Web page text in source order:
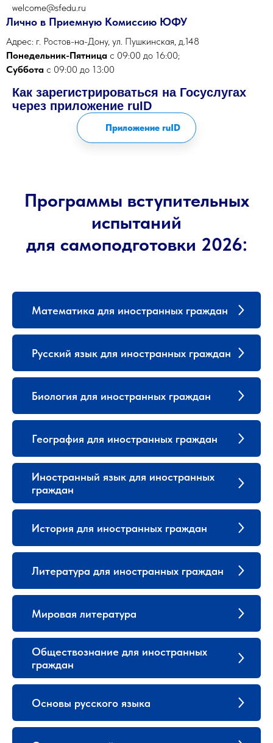
welcome@sfedu.ru
Лично в Приемную Комиссию ЮФУ
Адрес: г. Ростов-на-Дону, ул. Пушкинская, д.148
Понедельник-Пятница с 09:00 до 16:00;
Суббота с 09:00 до 13:00
Как зарегистрироваться на Госуслугах
через приложение ruID
Приложение ruID
Программы вступительных
испытаний
для самоподготовки 2026:
Математика для иностранных граждан
Русский язык для иностранных граждан
Биология для иностранных граждан
География для иностранных граждан
Иностранный язык для иностранных
граждан
История для иностранных граждан
Литература для иностранных граждан
Мировая литература
Обществознание для иностранных
граждан
Основы русского языка